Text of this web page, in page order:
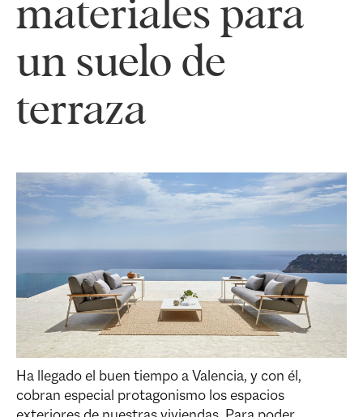
un suelo de
terraza
Ha llegado el buen tiempo a Valencia, y con él,
cobran especial protagonismo los espacios